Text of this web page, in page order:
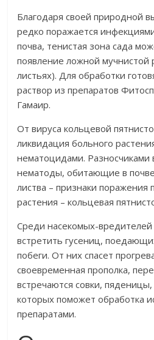
Благодаря своей природной
редко поражается
почва, тенистая зона сада
появление ложной мучнистой
листьях). Для обработки
раствор из препаратов
Гамаир.
От вируса кольцевой
ликвидация больного
нематоцидами. Разносчиками
нематоды, обитающие в
листва – признаки
растения – кольцевая
Среди насекомых-
встретить гусениц,
побеги. От них спасет
своевременная прополка,
встречаются совки,
которых поможет обработка
препаратами.